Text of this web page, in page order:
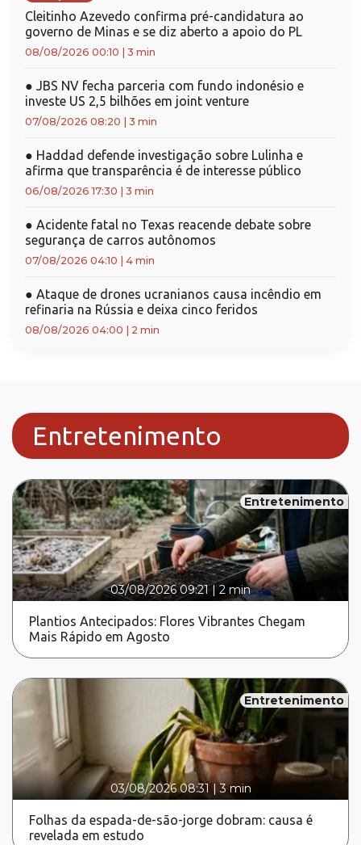
Cleitinho Azevedo confirma pré-candidatura ao
governo de Minas e se diz aberto a apoio do PL
08/08/2026 00:10 3 min
● JBS NV fecha parceria com fundo indonésio e
investe US 2,5 bilhões em joint venture
07/08/2026 08:20 3 min
● Haddad defende investigação sobre Lulinha e
afirma que transparência é de interesse público
06/08/2026 17:30 3 min
● Acidente fatal no Texas reacende debate sobre
segurança de carros autônomos
07/08/2026 04:10 4 min
● Ataque de drones ucranianos causa incêndio em
refinaria na Rússia e deixa cinco feridos
08/08/2026 04:00 2 min
Entretenimento
Entretenimento
03/08/2026 09:21|2 min
Plantios Antecipados: Flores Vibrantes Chegam
Mais Rápido em Agosto
Entretenimento
03/08/2026 08:31 |3 min
Folhas da espada-de-são-jorge dobram: causa é
revelada em estudo